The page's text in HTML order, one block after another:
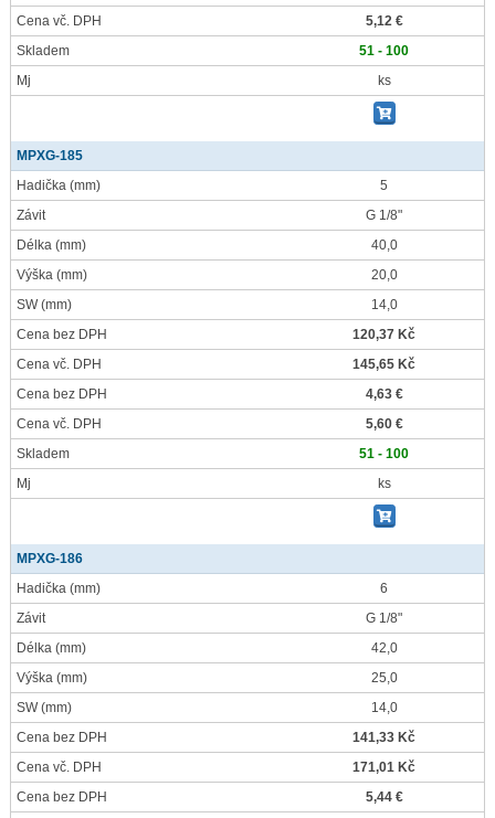
Cena vč. DPH
5,12 €
Skladem
51 - 100
Mj
ks
MPXG-185
Hadička (mm)
5
Závit
G 1/8"
Délka (mm)
40,0
Výška (mm)
20,0
SW(mm)
14,0
Cena bez DPH
120,37 Kč
Cena vč. DPH
145,65 Kč
Cena bez DPH
4,63 €
Cena vč. DPH
5,60 €
Skladem
51 - 100
Mj
ks
MPXG-186
Hadička (mm)
6
Závit
G 1/8"
Délka (mm)
42,0
Výška (mm)
25,0
SW(mm)
14,0
Cena bez DPH
141,33 Kč
Cena vč. DPH
171,01 Kč
Cena bez DPH
5,44 €